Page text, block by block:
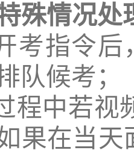
殊情况处
考指令
队候考；
程中若视
果在当